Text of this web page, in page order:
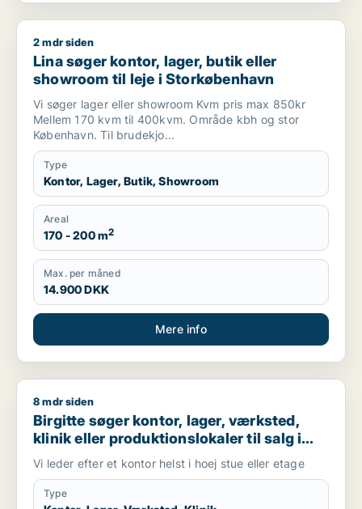
Lina søger kontor, lager, butik eller showroom til leje i
2 mdr siden
Lina søger kontor, lager, butik eller
showroom til leje i Storkøbenhavn
Vi søger lager eller showroom Kvm pris max 850kr
Mellem 170 kvm til 400kvm. Område kbh og stor
København. Til brudekjo...
Type
Kontor, Lager, Butik, Showroom
Areal
170 - 200 m2
Max. per måned
14.900 DKK
Mere info
Birgitte søger kontor, lager, værksted, klinik eller
8 mdr siden
Birgitte søger kontor, lager, værksted,
klinik eller produktionslokaler til salg i
København K, Vesterbro eller
Vi leder efter et kontor helst i hoej stue eller etage
Type